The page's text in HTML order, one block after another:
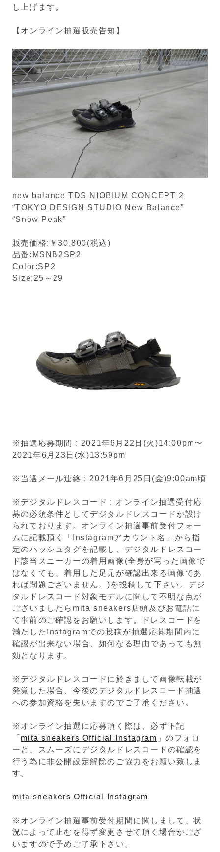
し上げます。
【オンライン抽選販売告知】
new balance TDS NIOBIUM CONCEPT 2
“TOKYO DESIGN STUDIO New Balance”
“Snow Peak”
販売価格:￥30,800(税込)
品番:MSNB2SP2
Color:SP2
Size:25～29
※抽選応募期間 : 2021年6月22日(火)14:00pm〜
2021年6月23日(水)13:59pm
※当選メール連絡 : 2021年6月25日(金)9:00am頃
※デジタルドレスコード : オンライン抽選受付応
募の必須条件としてデジタルドレスコードが設け
られております。オンライン抽選事前受付フォー
ムに記載頂く「Instagramアカウント名」から指
定のハッシュタグを記載し、デジタルドレスコー
ド該当スニーカーの着用画像(全身が写った画像で
はなくても、着用した足元が確認出来る画像であ
れば問題ございません。)を投稿して下さい。デジ
タルドレスコード対象モデルに関して不明な点が
ございましたらmita sneakers店頭及びお電話に
て事前のご確認をお願いします。ドレスコードを
満たしたInstagramでの投稿が抽選応募期間内に
確認が出来ない場合、如何なる理由であっても無
効となります。
※デジタルドレスコードに於きまして画像転載が
発覚した場合、今後のデジタルドレスコード抽選
への参加資格を失いますのでご了承ください。
※オンライン抽選に応募頂く際は、必ず下記
「 mita sneakers Official Instagram 」のフォロ
ーと、スムーズにデジタルドレスコードの確認を
行う為に非公開設定解除のご協力をお願い致しま
す。
mita sneakers Official Instagram
※オンライン抽選事前受付期間に関しまして、状
況によって止むを得ず変更させて頂く場合がござ
いますので予めご了承下さい。